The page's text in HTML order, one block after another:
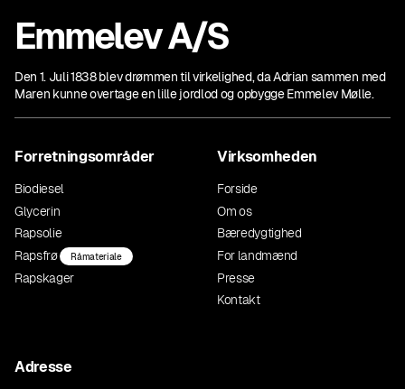
Emmelev A/S
Den 1. Juli 1838 blev drømmen til virkelighed, da Adrian sammen med
Maren kunne overtage en lille jordlod og opbygge Emmelev Mølle.
Adresse
Forretningsområder
Biodiesel
Glycerin
Rapsolie
Rapsfrø
Råmateriale
Rapskager
Virksomheden
Forside
Om os
Bæredygtighed
For landmænd
Presse
Kontakt